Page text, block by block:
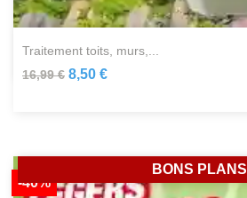
traitement toits, murs,...
16,99 € 8,50 €
-40%
BONS PLANS